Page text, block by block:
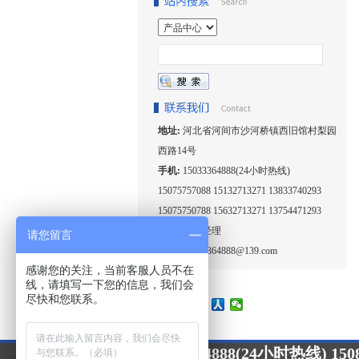
地址: 河北省河间市沙河桥镇西旧馆村梨园
西路14号
手机: 15033364888(24小时热线)
15075757088 15132713271 13833740293
15075750788 15632713271 13754471293
王经理
邮箱:15033364888@139.com
24小时咨询热线： 15033364888(24小时热线)
请您留言
感谢您的关注，当前客服人员不在
线，请填写一下您的信息，我们会
尽快和您联系。